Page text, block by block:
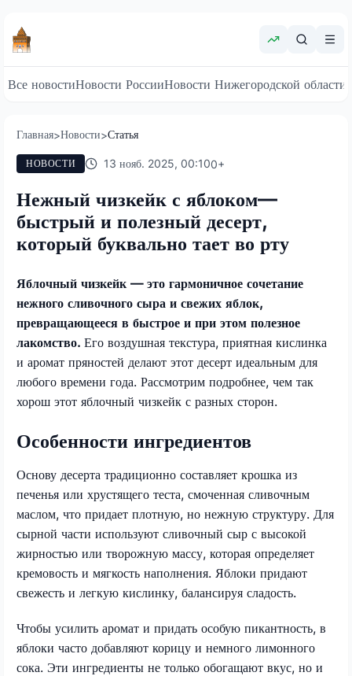
Все новостиНовости РоссииНовости Нижегородской области
Главная>Новости>Статья
НОВОСТИ 13 нояб. 2025, 00:100+
Нежный чизкейк с яблоком—
быстрый и полезный десерт,
который буквально тает во рту
Яблочный чизкейк — это гармоничное сочетание
нежного сливочного сыра и свежих яблок,
превращающееся в быстрое и при этом полезное
лакомство. Его воздушная текстура, приятная кислинка
и аромат пряностей делают этот десерт идеальным для
любого времени года. Рассмотрим подробнее, чем так
хорош этот яблочный чизкейк с разных сторон.
Особенности ингредиентов
Основу десерта традиционно составляет крошка из
печенья или хрустящего теста, смоченная сливочным
маслом, что придает плотную, но нежную структуру. Для
сырной части используют сливочный сыр с высокой
жирностью или творожную массу, которая определяет
кремовость и мягкость наполнения. Яблоки придают
свежесть и легкую кислинку, балансируя сладость.
Чтобы усилить аромат и придать особую пикантность, в
яблоки часто добавляют корицу и немного лимонного
сока. Эти ингредиенты не только обогащают вкус, но и